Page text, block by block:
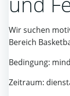
Wir suchen
Bereich
Bedingung:
Zeitraum: